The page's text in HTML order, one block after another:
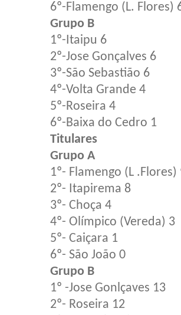
6º-Flamengo (L. Flores)
Grupo B
1º-Itaipu 6
2º-Jose Gonçalves 6
3º-São Sebastião 6
4º-Volta Grande 4
5º-Roseira 4
6º-Baixa do Cedro 1
Titulares
Grupo A
1º- Flamengo (L .Flores)
2º- Itapirema 8
3º- Choça 4
4º- Olímpico (Vereda) 3
5º- Caiçara 1
6º- São João 0
Grupo B
1º -Jose Gonlçaves 13
2º- Roseira 12